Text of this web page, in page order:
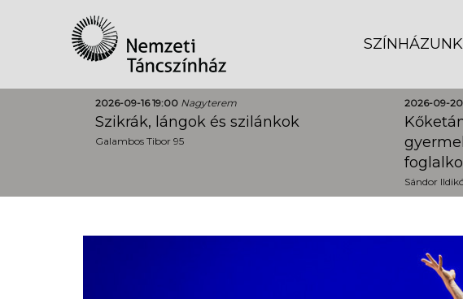
SZÍNHÁZUNK
2026-09-16 19:00 Nagyterem
Szikrák, lángok és szilánkok
Galambos Tibor 95
2026-09-
Sándor